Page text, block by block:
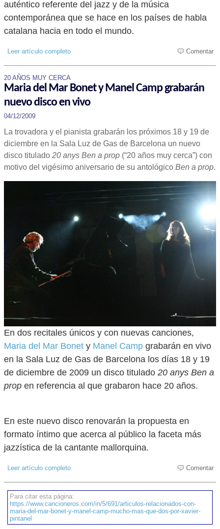
auténtico referente del jazz y de la música
contemporánea que se hace en los países de habla
catalana hacia en todo el mundo.
Leer artículo completo Comentar
20 AÑOS MUY CERCA
Maria del Mar Bonet y Manel Camp grabarán
nuevo disco en vivo
04/12/2009
La trovadora y el pianista grabarán los próximos 18 y 19 de
diciembre en la Sala Luz de Gas de Barcelona un nuevo
disco titulado 20 anys Ben a prop (“20 años muy cerca”) con
motivo del vigésimo aniversario de su antológico Ben a prop.
En dos recitales únicos y con nuevas canciones,
Maria del Mar Bonet y Manel Camp grabarán en vivo
en la Sala Luz de Gas de Barcelona los días 18 y 19
de diciembre de 2009 un disco titulado 20 anys Ben a
prop en referencia al que grabaron hace 20 años.
En este nuevo disco renovarán la propuesta en
formato íntimo que acerca al público la faceta más
jazzística de la cantante mallorquina.
Leer artículo completo Comentar
Para citar esta página:
https://www.cancioneros.com/in/5/691/articulos-relacionados-con-
maria-del-mar-bonet-y-manel-camp-mucho-mas-que-dos-por-xavier-
pintanel